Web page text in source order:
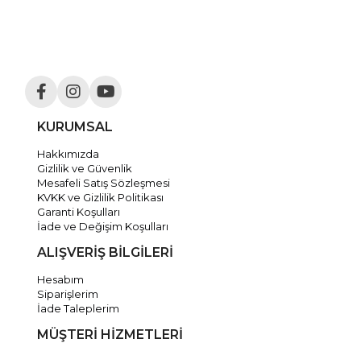
KURUMSAL
Hakkımızda
Gizlilik ve Güvenlik
Mesafeli Satış Sözleşmesi
KVKK ve Gizlilik Politikası
Garanti Koşulları
İade ve Değişim Koşulları
ALIŞVERİŞ BİLGİLERİ
Hesabım
Siparişlerim
İade Taleplerim
MÜŞTERİ HİZMETLERİ